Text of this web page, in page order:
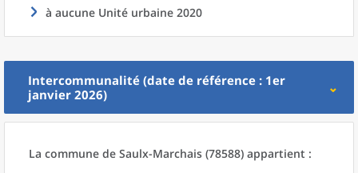
à aucune Unité urbaine 2020
Intercommunalité (date de référence : 1er
janvier 2026)
La commune de Saulx-Marchais (78588) appartient :